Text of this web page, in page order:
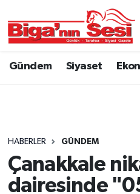
Gündem Siyaset
HABERLER GÜNDEM
Çanakkale
dairesinde
Asayiş
Belediye
Dünya
Çanakkale Hava
Tüm Manşetler
Son Dakika Haberleri